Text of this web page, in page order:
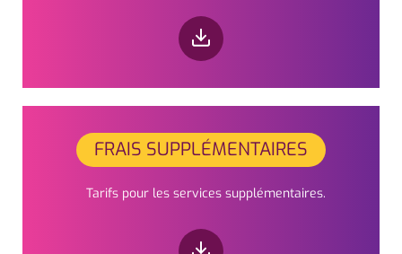
FRAIS SUPPLÉMENTAIRES
Tarifs pour les services supplémentaires.